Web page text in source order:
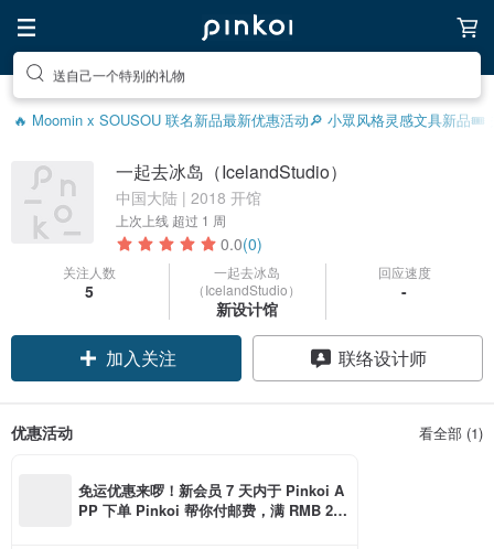
送自己一个特别的礼物
🔥 Moomin x SOUSOU 联名新品最新优惠活动🔎 小眾风格灵感文具新品🎟️
一起去冰岛（IcelandStudio）
中国大陆 | 2018 开馆
上次上线 超过 1 周
0.0(0)
关注人数
5
一起去冰岛
（IcelandStudio）
新设计馆
回应速度
-
加入关注 联络设计师
优惠活动 看全部 (1)
免运优惠来啰！新会员 7 天内于 Pinkoi A
PP 下单 Pinkoi 帮你付邮费，满 RMB 25